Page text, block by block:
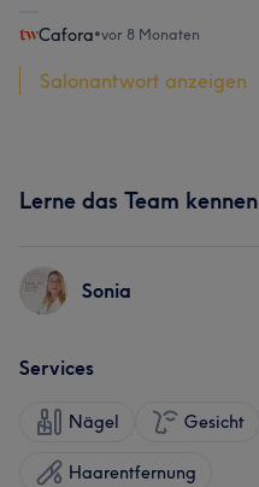
Cafora•vor 8 Monaten
Salonantwort anzeigen
Lerne das Team kennen
Sonia
Services
Nägel Gesicht
Haarentfernung